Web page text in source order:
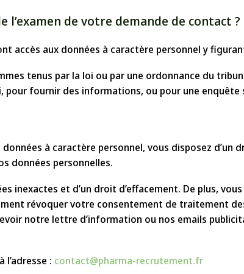
l’examen de votre demande de contact ?
accès aux données à caractère personnel y
tenus par la loi ou par une ordonnance du
pour fournir des informations, ou pour une
à caractère personnel, vous disposez d’un
données personnelles.
inexactes et d’un droit d’effacement. De plus,
révoquer votre consentement de traitement
notre lettre d’information ou nos emails
: contact@pharma-recrutement.fr